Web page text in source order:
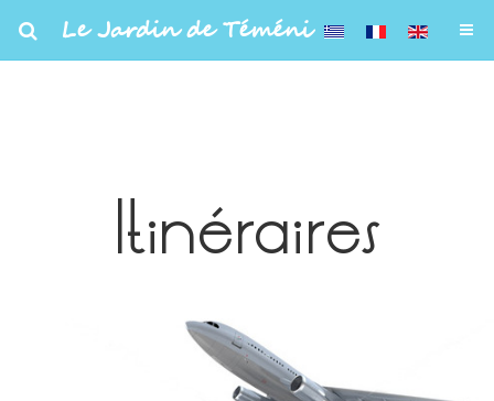
Le Jardin de Téméni
Itinéraires